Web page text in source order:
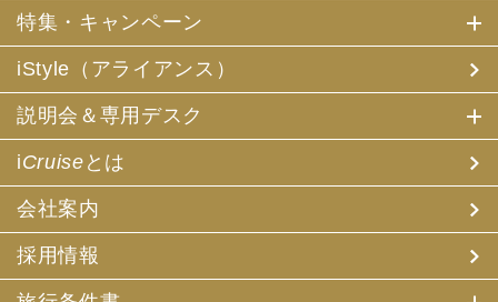
特集・キャンペーン
iStyle（アライアンス）
説明会＆専用デスク
iCruise とは
会社案内
採用情報